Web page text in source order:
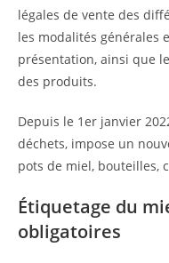
légales de vente des
les modalités générales
présentation, ainsi que
des produits.
Depuis le 1er janvier
déchets, impose un
pots de miel, bouteilles,
Étiquetage du
obligatoires